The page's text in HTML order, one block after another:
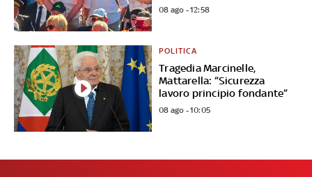
08 ago - 12:58
Tragedia Marcinelle,
Mattarella: “Sicurezza
lavoro principio fondante”
POLITICA
08 ago - 10:05